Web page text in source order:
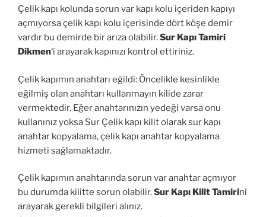
Çelik kapı kolunda sorun var kapı kolu içeriden kapıyı
açmıyorsa çelik kapı kolu içerisinde dört köşe demir
vardır bu demirde bir arıza olabilir.Sur Kapı Tamiri
Dikmen‘i arayarak kapınızı kontrol ettiriniz.
Çelik kapımın anahtarı eğildi: Öncelikle kesinlikle
eğilmiş olan anahtarı kullanmayın kilide zarar
vermektedir. Eğer anahtarınızın yedeği varsa onu
kullanınız yoksa Sur Çelik kapı kilit olarak sur kapı
anahtar kopyalama, çelik kapı anahtar kopyalama
hizmeti sağlamaktadır.
Çelik kapımın anahtarında sorun var anahtar açmıyor
bu durumda kilitte sorun olabilir.Sur Kapı Kilit Tamirini
arayarak gerekli bilgileri alınız.